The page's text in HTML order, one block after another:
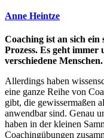
Anne Heintze
Coaching ist an sich
Prozess. Es geht
verschiedene Menschen.
Allerdings haben
eine ganze Reihe von
gibt, die gewissermaßen
anwendbar sind. Genau
haben in der kleinen
Coachingübungen